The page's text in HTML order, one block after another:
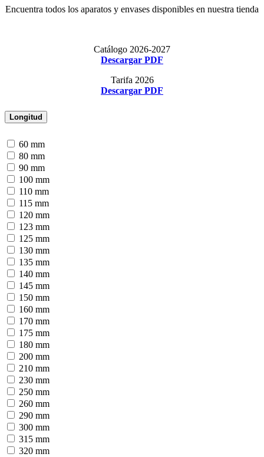
Encuentra todos los aparatos y envases disponibles en nuestra tienda
Catálogo 2026-2027
Descargar PDF
Tarifa 2026
Descargar PDF
Longitud
60 mm
80 mm
90 mm
100 mm
110 mm
115 mm
120 mm
123 mm
125 mm
130 mm
135 mm
140 mm
145 mm
150 mm
160 mm
170 mm
175 mm
180 mm
200 mm
210 mm
230 mm
250 mm
260 mm
290 mm
300 mm
315 mm
320 mm